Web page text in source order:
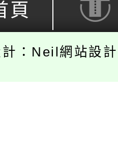
頁
計：Neil網站設